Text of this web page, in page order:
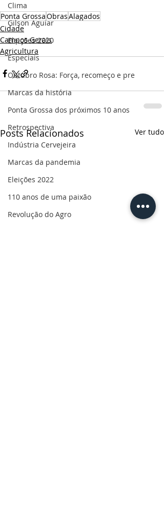
Clima
Gilson Aguiar
Eleições 2020
Especiais
Outubro Rosa: Força, recomeço e pre
Marcas da história
Ponta Grossa dos próximos 10 anos
Retrospectiva
Indústria Cervejeira
Marcas da pandemia
Eleições 2022
110 anos de uma paixão
Revolução do Agro
Ponta GrossaObrasAlagados
Cidade
Campos Gerais
Agricultura
Posts Relacionados Ver tudo